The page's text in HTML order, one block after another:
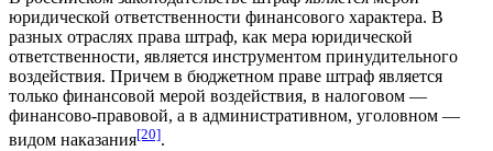
юридической ответственности финансового характера. В
разных отраслях права штраф, как мера юридической
ответственности, является инструментом принудительного
воздействия. Причем в бюджетном праве штраф является
только финансовой мерой воздействия, в налоговом —
финансово-правовой, а в административном, уголовном —
видом наказания[20].